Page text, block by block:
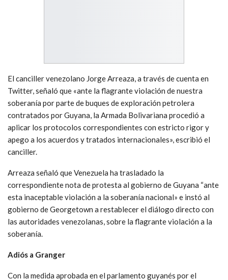
El canciller venezolano Jorge Arreaza, a través de cuenta en
Twitter, señaló que «ante la flagrante violación de nuestra
soberanía por parte de buques de exploración petrolera
contratados por Guyana, la Armada Bolivariana procedió a
aplicar los protocolos correspondientes con estricto rigor y
apego a los acuerdos y tratados internacionales», escribió el
canciller.
Arreaza señaló que Venezuela ha trasladado la
correspondiente nota de protesta al gobierno de Guyana “ante
esta inaceptable violación a la soberanía nacional» e instó al
gobierno de Georgetown a restablecer el diálogo directo con
las autoridades venezolanas, sobre la flagrante violación a la
soberanía.
Adiós a Granger
Con la medida aprobada en el parlamento guyanés por el